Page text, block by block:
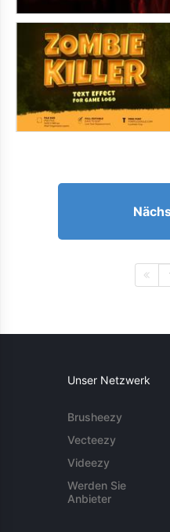
Unser Netzwerk
Brusheezy
Vecteezy
Videezy
Werden Sie
Anbieter